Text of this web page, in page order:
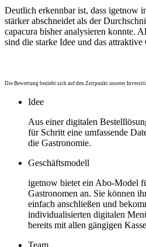
Deutlich erkennbar ist, dass igetnow
stärker abschneidet als der
capacura bisher analysieren konnte.
sind die starke Idee und das
Die Bewertung bezieht sich auf den Zeitpunkt unserer
Idee
Aus einer digitalen
für Schritt eine umfassende
die Gastronomie.
Geschäftsmodell
igetnow bietet ein Abo-Model
Gastronomen an. Sie können
einfach anschließen und
individualisierten digitalen
bereits mit allen gängigen